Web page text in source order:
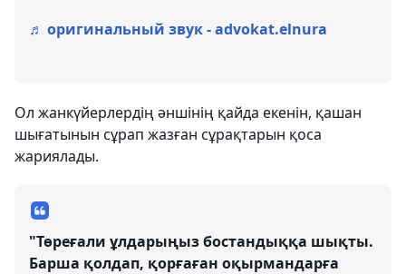
♬ оригинальный звук - advokat.elnura
Ол жанкүйерлердің әншінің қайда екенін, қашан
шығатынын сұрап жазған сұрақтарын қоса
жариялады.
"Төреғали ұлдарыңыз бостандыққа шықты.
Барша қолдап, қорғаған оқырмандарға